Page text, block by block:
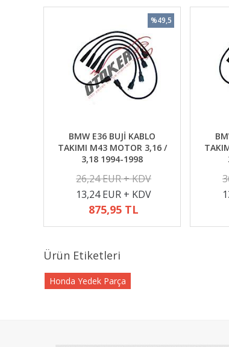
BMW E36 BUJİ KABLO
TAKIMI M43 MOTOR 3,16 /
3,18 1994-1998
26,24 EUR + KDV
13,24 EUR + KDV
875,95 TL
%49,5
Ürün Etiketleri
Honda Yedek Parça